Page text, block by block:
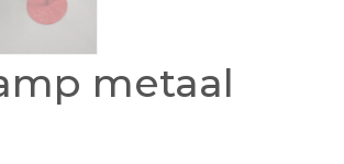
metaal